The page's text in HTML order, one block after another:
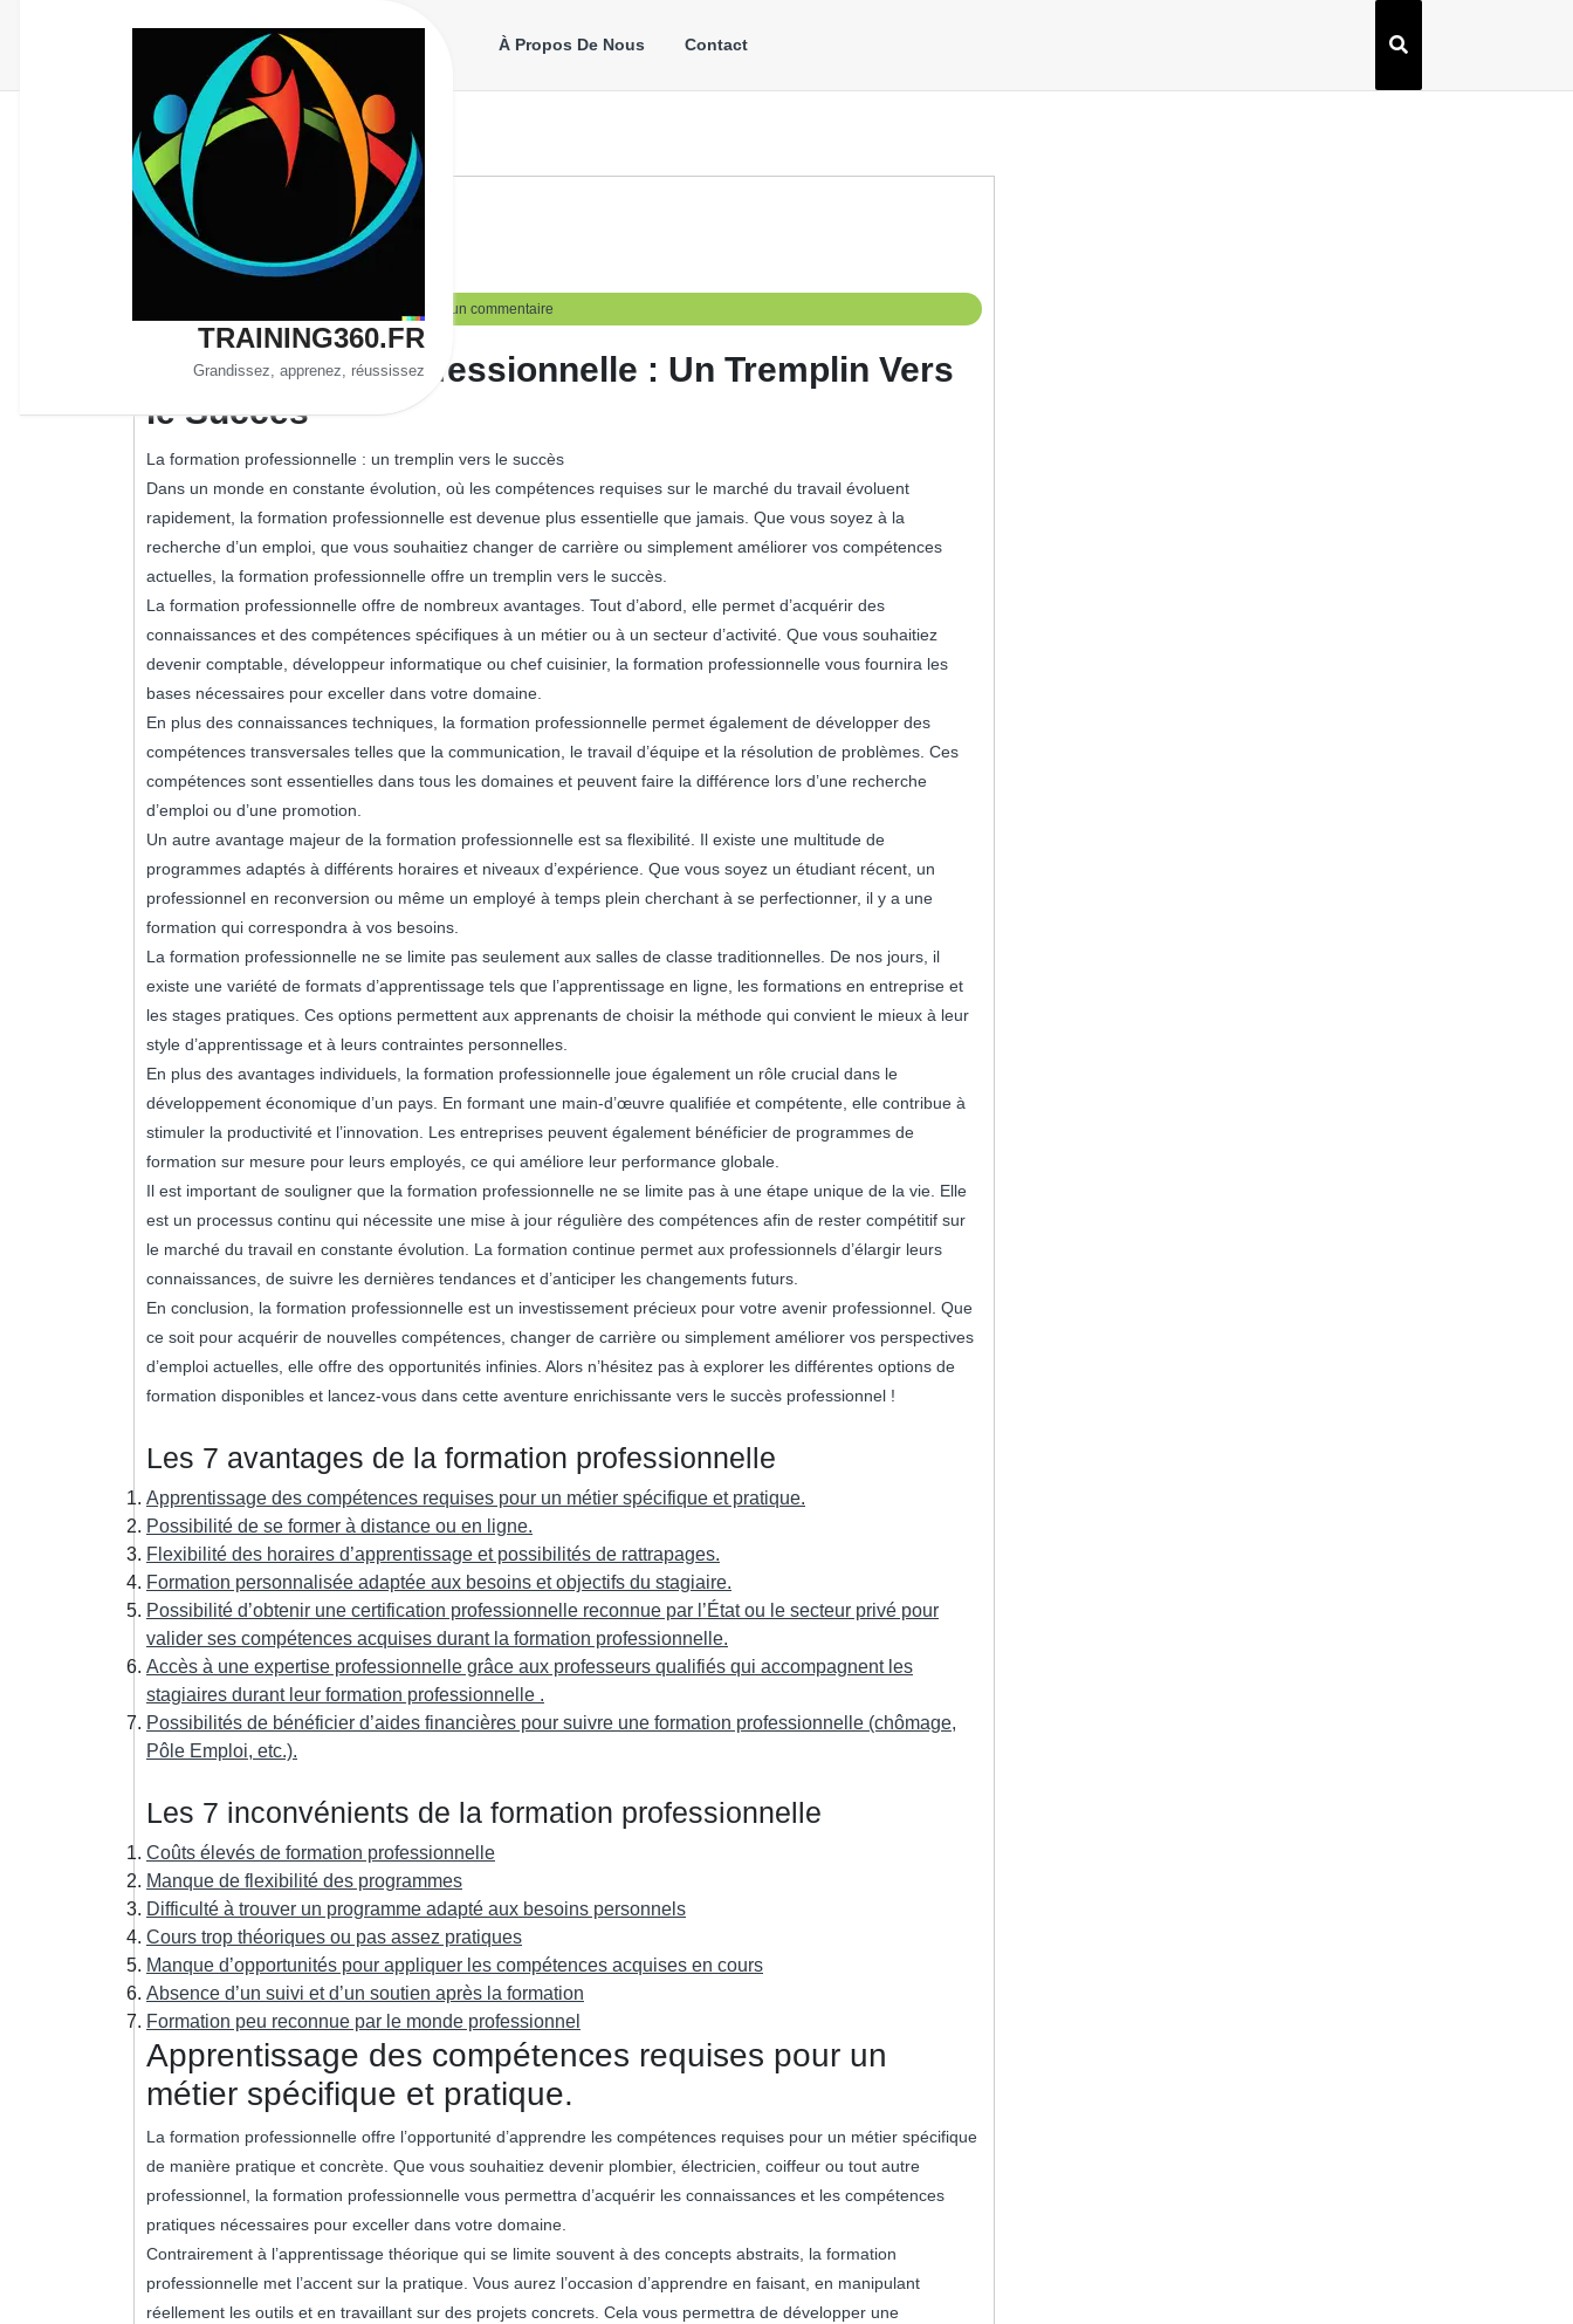
TRAINING360.FR
Grandissez, apprenez, réussissez
À Propos De Nous Contact
juin
2023
training360Aucun commentaire
La Formation Professionnelle : Un Tremplin Vers
le Succès
La formation professionnelle : un tremplin vers le succès
Dans un monde en constante évolution, où les compétences requises sur le marché du travail évoluent
rapidement, la formation professionnelle est devenue plus essentielle que jamais. Que vous soyez à la
recherche d’un emploi, que vous souhaitiez changer de carrière ou simplement améliorer vos compétences
actuelles, la formation professionnelle offre un tremplin vers le succès.
La formation professionnelle offre de nombreux avantages. Tout d’abord, elle permet d’acquérir des
connaissances et des compétences spécifiques à un métier ou à un secteur d’activité. Que vous souhaitiez
devenir comptable, développeur informatique ou chef cuisinier, la formation professionnelle vous fournira les
bases nécessaires pour exceller dans votre domaine.
En plus des connaissances techniques, la formation professionnelle permet également de développer des
compétences transversales telles que la communication, le travail d’équipe et la résolution de problèmes. Ces
compétences sont essentielles dans tous les domaines et peuvent faire la différence lors d’une recherche
d’emploi ou d’une promotion.
Un autre avantage majeur de la formation professionnelle est sa flexibilité. Il existe une multitude de
programmes adaptés à différents horaires et niveaux d’expérience. Que vous soyez un étudiant récent, un
professionnel en reconversion ou même un employé à temps plein cherchant à se perfectionner, il y a une
formation qui correspondra à vos besoins.
La formation professionnelle ne se limite pas seulement aux salles de classe traditionnelles. De nos jours, il
existe une variété de formats d’apprentissage tels que l’apprentissage en ligne, les formations en entreprise et
les stages pratiques. Ces options permettent aux apprenants de choisir la méthode qui convient le mieux à leur
style d’apprentissage et à leurs contraintes personnelles.
En plus des avantages individuels, la formation professionnelle joue également un rôle crucial dans le
développement économique d’un pays. En formant une main-d’œuvre qualifiée et compétente, elle contribue à
stimuler la productivité et l’innovation. Les entreprises peuvent également bénéficier de programmes de
formation sur mesure pour leurs employés, ce qui améliore leur performance globale.
Il est important de souligner que la formation professionnelle ne se limite pas à une étape unique de la vie. Elle
est un processus continu qui nécessite une mise à jour régulière des compétences afin de rester compétitif sur
le marché du travail en constante évolution. La formation continue permet aux professionnels d’élargir leurs
connaissances, de suivre les dernières tendances et d’anticiper les changements futurs.
En conclusion, la formation professionnelle est un investissement précieux pour votre avenir professionnel. Que
ce soit pour acquérir de nouvelles compétences, changer de carrière ou simplement améliorer vos perspectives
d’emploi actuelles, elle offre des opportunités infinies. Alors n’hésitez pas à explorer les différentes options de
formation disponibles et lancez-vous dans cette aventure enrichissante vers le succès professionnel !
Les 7 avantages de la formation professionnelle
Apprentissage des compétences requises pour un métier spécifique et pratique.
Possibilité de se former à distance ou en ligne.
Flexibilité des horaires d’apprentissage et possibilités de rattrapages.
Formation personnalisée adaptée aux besoins et objectifs du stagiaire.
Possibilité d’obtenir une certification professionnelle reconnue par l’État ou le secteur privé pour
valider ses compétences acquises durant la formation professionnelle.
Accès à une expertise professionnelle grâce aux professeurs qualifiés qui accompagnent les
stagiaires durant leur formation professionnelle .
Possibilités de bénéficier d’aides financières pour suivre une formation professionnelle (chômage,
Pôle Emploi, etc.).
Les 7 inconvénients de la formation professionnelle
Coûts élevés de formation professionnelle
Manque de flexibilité des programmes
Difficulté à trouver un programme adapté aux besoins personnels
Cours trop théoriques ou pas assez pratiques
Manque d’opportunités pour appliquer les compétences acquises en cours
Absence d’un suivi et d’un soutien après la formation
Formation peu reconnue par le monde professionnel
Apprentissage des compétences requises pour un
métier spécifique et pratique.
La formation professionnelle offre l’opportunité d’apprendre les compétences requises pour un métier spécifique
de manière pratique et concrète. Que vous souhaitiez devenir plombier, électricien, coiffeur ou tout autre
professionnel, la formation professionnelle vous permettra d’acquérir les connaissances et les compétences
pratiques nécessaires pour exceller dans votre domaine.
Contrairement à l’apprentissage théorique qui se limite souvent à des concepts abstraits, la formation
professionnelle met l’accent sur la pratique. Vous aurez l’occasion d’apprendre en faisant, en manipulant
réellement les outils et en travaillant sur des projets concrets. Cela vous permettra de développer une